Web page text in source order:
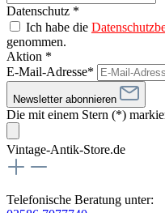
Datenschutz *
Ich habe die
genommen.
Aktion *
E-Mail-Adresse*
Newsletter abonnieren
Die mit einem Stern (*)
Vintage-Antik-Store.de
Telefonische Beratung unter: